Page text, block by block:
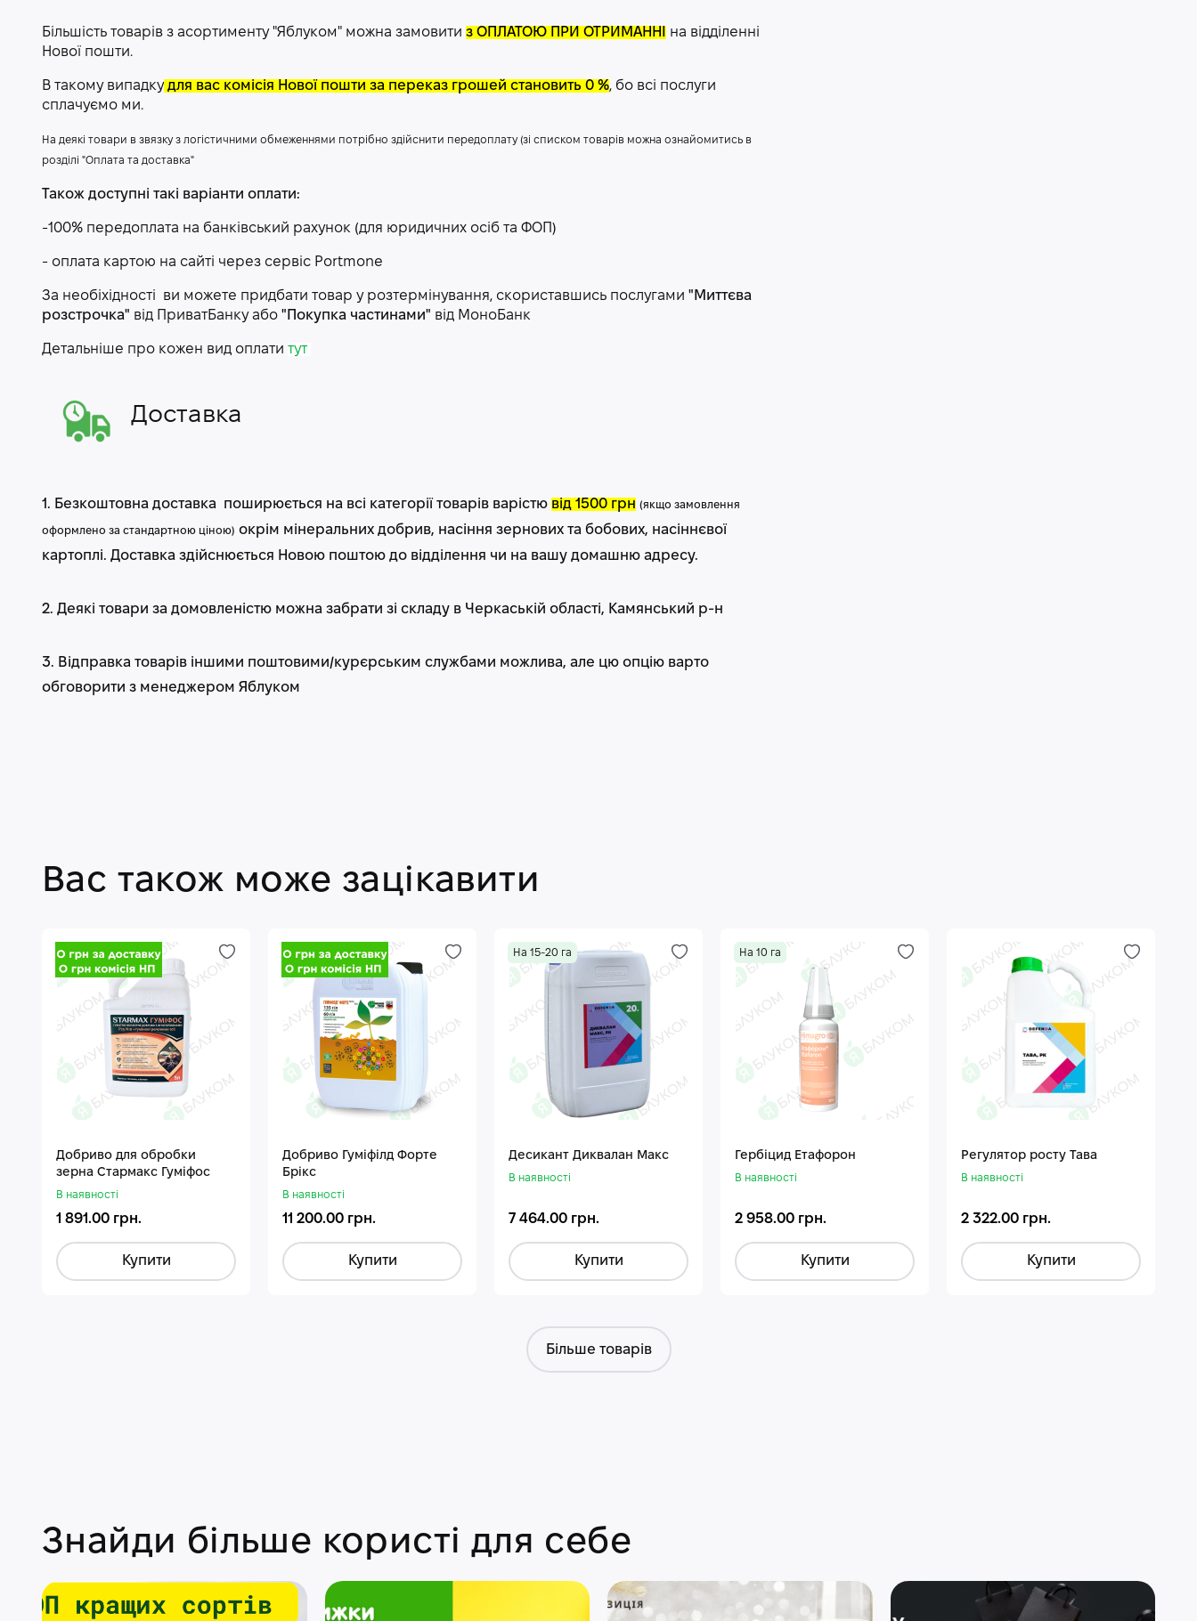
Більшість товарів з асортименту "Яблуком" можна замовити з ОПЛАТОЮ ПРИ ОТРИМАННІ
на відділенні
Нової пошти.
В такому випадку для вас комісія Нової пошти за переказ грошей становить 0 %, бо всі послуги
сплачуємо ми.
На деякі товари в звязку з логістичними обмеженнями потрібно здійснити передоплату (зі списком товарів можна ознайомитись в
розділі "Оплата та доставка"
Також доступні такі варіанти оплати:
-100% передоплата на банківський рахунок (для юридичних осіб та ФОП)
- оплата картою на сайті через сервіс Portmone
За необіхідності ви можете придбати товар у розтермінування, скориставшись послугами "Миттєва
розстрочка" від ПриватБанку або "Покупка частинами" від МоноБанк
Детальніше про кожен вид оплати тут
Доставка
1. Безкоштовна доставка поширюється на всі категорії товарів варістю від 1500 грн (якщо замовлення
оформлено за стандартною ціною) окрім мінеральних добрив, насіння зернових та бобових, насіннєвої
картоплі. Доставка здійснюється Новою поштою до відділення чи на вашу домашню адресу.
2. Деякі товари за домовленістю можна забрати зі складу в Черкаській області, Камянський р-н
3. Відправка товарів іншими поштовими/курєрським службами можлива, але цю опцію варто
обговорити з менеджером Яблуком
Вас також може зацікавити
Добриво для обробки
зерна Стармакс Гуміфос
В наявності
1 891.00 грн.
Купити
Добриво Гуміфілд Форте
Брікс
В наявності
11 200.00 грн.
Купити
На 15-20 га
Десикант Диквалан Макс
В наявності
7 464.00 грн.
Купити
На 10 га
Гербіцид Етафорон
В наявності
2 958.00 грн.
Купити
Регулятор росту Тава
В наявності
2 322.00 грн.
Купити
Більше товарів
Знайди більше користі для себе